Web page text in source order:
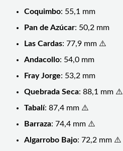
Coquimbo: 55,1 mm
Pan de Azúcar: 50,2 mm
Las Cardas: 77,9 mm ⚠️
Andacollo: 54,0 mm
Fray Jorge: 53,2 mm
Quebrada Seca: 88,1 mm ⚠️
Tabalí: 87,4 mm ⚠️
Barraza: 74,4 mm ⚠️
Algarrobo Bajo: 72,2 mm ⚠️